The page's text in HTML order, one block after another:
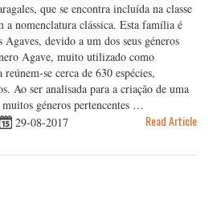
que se encontra incluída na classe
nomenclatura clássica. Esta família é
devido a um dos seus géneros
Agave, muito utilizado como
se cerca de 630 espécies,
Ao ser analisada para a criação de uma
géneros pertencentes …
29-08-2017 Read Article